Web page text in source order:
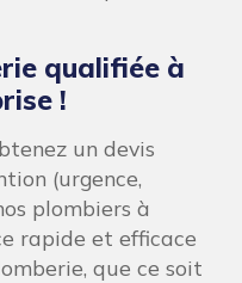
qualifiée à
!
un devis
(urgence,
plombiers à
rapide et efficace
que ce soit